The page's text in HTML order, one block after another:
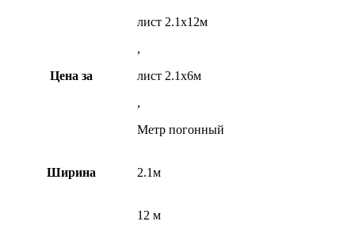
Цена за
лист 2.1х12м
,
лист 2.1х6м
,
Метр погонный
Ширина 2.1м
12 м